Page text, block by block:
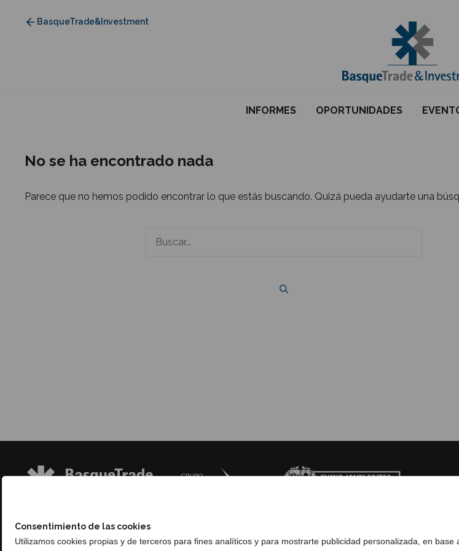
Consentimiento de las cookies
Utilizamos cookies propias y de terceros para fines analíticos y para mostrarte publicidad personalizada, en
BasqueTrade&Investment
INFORMES OPORTUNIDADES
No se ha encontrado nada
Parece que no hemos podido encontrar lo que estás buscando. Quizá pueda ayudarte una